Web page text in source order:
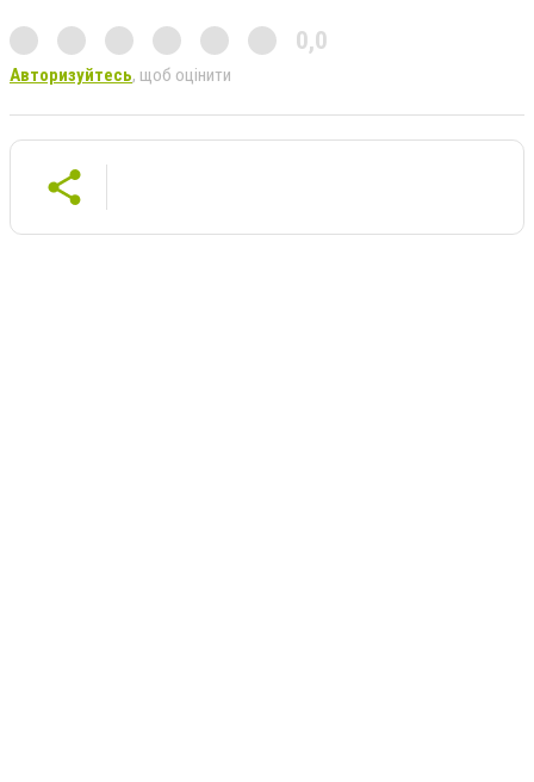
0,0
Авторизуйтесь, щоб оцінити